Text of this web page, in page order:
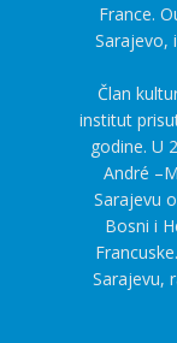
France.
Sarajevo,
Član
institut
godine. U
André
Sarajevu
Bosni i
Sarajevu,